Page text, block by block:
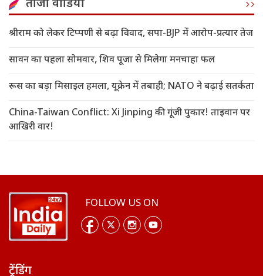
ताजा वीडियो
श्रीराम को लेकर टिप्पणी से बढ़ा विवाद, सपा-BJP में आरोप-प्रत्यार तेज
सावन का पहला सोमवार, शिव पूजा से मिलेगा मनचाहा फल
रूस का बड़ा मिसाइल हमला, यूक्रेन में तबाही; NATO ने बढ़ाई सतर्कता
China-Taiwan Conflict: Xi Jinping की गूंजी पुकार! ताइवान पर
आखिरी वार!
FOLLOW US ON
ट्रेंडिंग